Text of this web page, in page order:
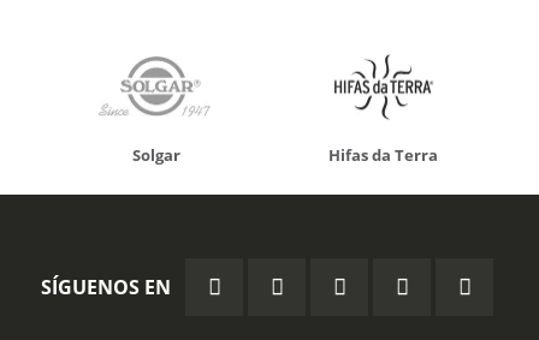
Solgar Hifas da Terra
SÍGUENOS EN